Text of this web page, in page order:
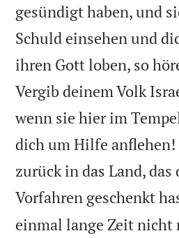
gesündigt haben, und
Schuld einsehen und
ihren Gott loben, so
Vergib deinem Volk
wenn sie hier im
dich um Hilfe
zurück in das Land,
Vorfahren geschenkt
einmal lange Zeit nicht